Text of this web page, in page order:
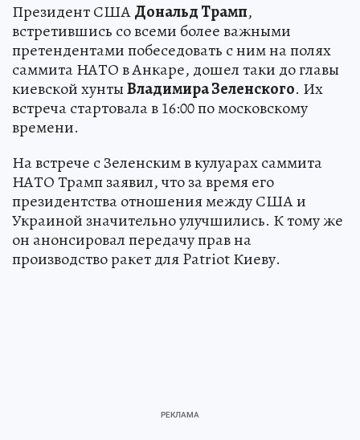
Президент СШАДональд Трамп,
встретившись со всеми более важными
претендентами побеседовать с ним на полях
саммита НАТО в Анкаре, дошел таки до главы
киевской хунтыВладимира Зеленского. Их
встреча стартовала в 16:00 по московскому
времени.
На встрече с Зеленским в кулуарах саммита
НАТО Трамп заявил, что за время его
президентства отношения между США и
Украиной значительно улучшились. К тому же
он анонсировал передачу прав на
производство ракет для Patriot Киеву.